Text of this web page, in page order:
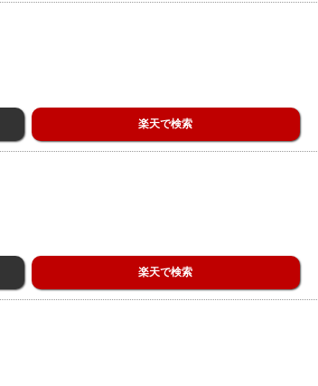
楽天で検索
楽天で検索